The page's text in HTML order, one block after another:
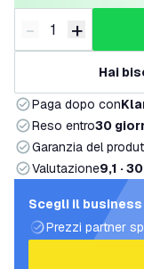
Riduci quantità
- Aumenta
+
Hai
Paga dopo con
Reso entro30
Garanzia del
Valutazione9,1 ·
Scegli il business
Prezzi partner